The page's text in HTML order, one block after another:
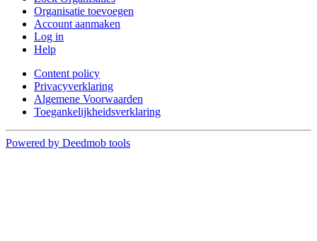
Organisatie toevoegen
Account aanmaken
Log in
Help
Content policy
Privacyverklaring
Algemene Voorwaarden
Toegankelijkheidsverklaring
Powered by Deedmob tools